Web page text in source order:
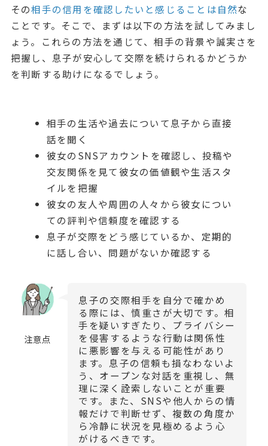
その相手の信用を確認したいと感じることは自然な
ことです。そこで、まずは以下の方法を試してみまし
ょう。これらの方法を通じて、相手の背景や誠実さを
把握し、息子が安心して交際を続けられるかどうか
を判断する助けになるでしょう。
相手の生活や過去について息子から直接
話を聞く
彼女のSNSアカウントを確認し、投稿や
交友関係を見て彼女の価値観や生活スタ
イルを把握
彼女の友人や周囲の人々から彼女につい
ての評判や信頼度を確認する
息子が交際をどう感じているか、定期的
に話し合い、問題がないか確認する
注意点
息子の交際相手を自分で確かめ
る際には、慎重さが大切です。相
手を疑いすぎたり、プライバシー
を侵害するような行動は関係性
に悪影響を与える可能性があり
ます。息子の信頼も損なわないよ
う、オープンな対話を重視し、無
理に深く詮索しないことが重要
です。また、SNSや他人からの情
報だけで判断せず、複数の角度か
ら冷静に状況を見極めるよう心
がけるべきです。